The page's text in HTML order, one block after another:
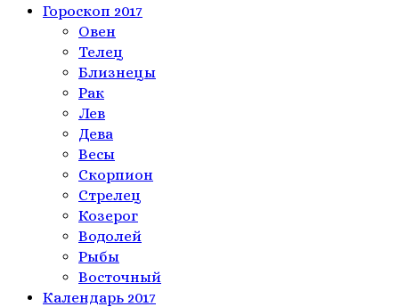
Гороскоп 2017
Овен
Телeц
Близнецы
Рак
Лев
Дева
Весы
Скорпион
Стрелец
Козерог
Водолей
Рыбы
Восточный
Календарь 2017